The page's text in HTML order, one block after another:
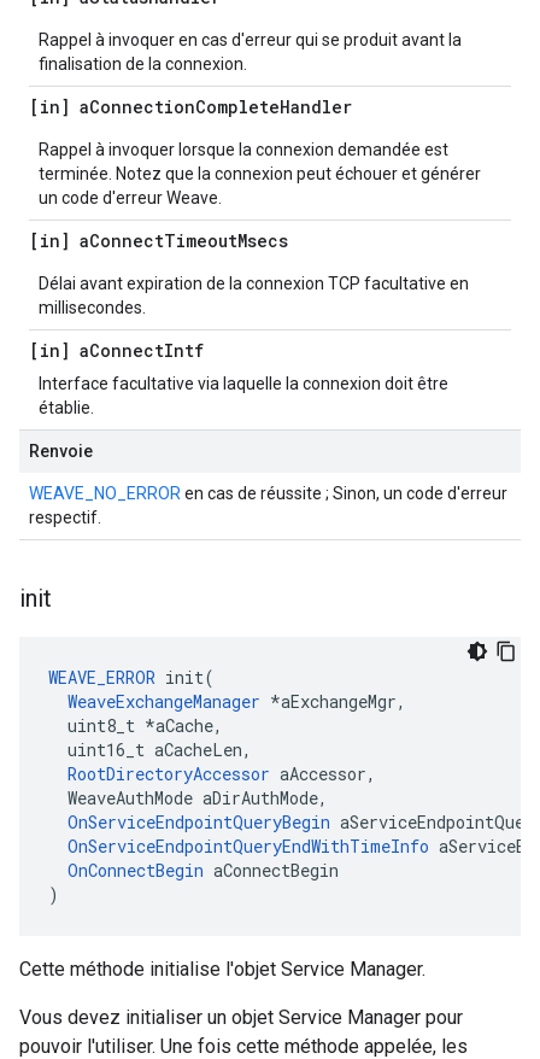
Rappel à invoquer en cas d'erreur qui se produit avant la
finalisation de la connexion.
[in] aConnectionCompleteHandler
Rappel à invoquer lorsque la connexion demandée est
terminée. Notez que la connexion peut échouer et générer
un code d'erreur Weave.
[in] aConnectTimeoutMsecs
Délai avant expiration de la connexion TCP facultative en
millisecondes.
[in] aConnectIntf
Interface facultative via laquelle la connexion doit être
établie.
Renvoie
WEAVE_NO_ERROR en cas de réussite ; Sinon, un code d'erreur
respectif.
init
WEAVE_ERROR init(
WeaveExchangeManager *aExchangeMgr,
  uint8_t *aCache,
  uint16_t aCacheLen,
RootDirectoryAccessor aAccessor,
  WeaveAuthMode aDirAuthMode,
OnServiceEndpointQueryBegin
OnServiceEndpointQueryEndWithTimeInfo
OnConnectBegin aConnectBegin
)
Cette méthode initialise l'objet Service Manager.
Vous devez initialiser un objet Service Manager pour
pouvoir l'utiliser. Une fois cette méthode appelée, les